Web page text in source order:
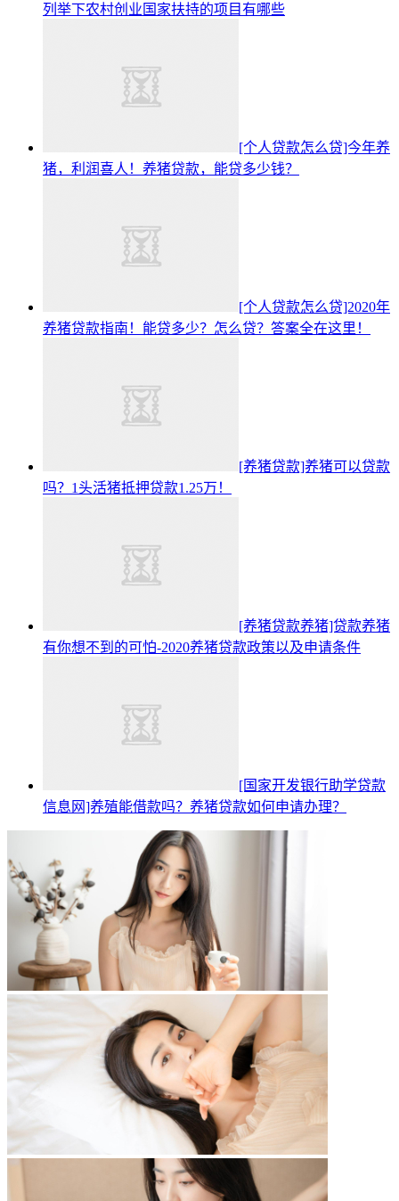
列举下农村创业国家扶持的项目有哪些
[个人贷款怎么贷]今年养
猪，利润喜人！养猪贷款，能贷多少钱？
[个人贷款怎么贷]2020年
养猪贷款指南！能贷多少？怎么贷？答案全在这里！
[养猪贷款]养猪可以贷款
吗？1头活猪抵押贷款1.25万！
[养猪贷款养猪]贷款养猪
有你想不到的可怕-2020养猪贷款政策以及申请条件
[国家开发银行助学贷款
信息网]养殖能借款吗？养猪贷款如何申请办理？